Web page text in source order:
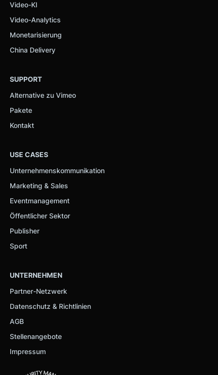
Video-KI
Video-Analytics
Monetarisierung
China Delivery
SUPPORT
Alternative zu Vimeo
Pakete
Kontakt
USE CASES
Unternehmenskommunikation
Marketing & Sales
Eventmanagement
Öffentlicher Sektor
Publisher
Sport
UNTERNEHMEN
Partner-Netzwerk
Datenschutz & Richtlinien
AGB
Stellenangebote
Impressum